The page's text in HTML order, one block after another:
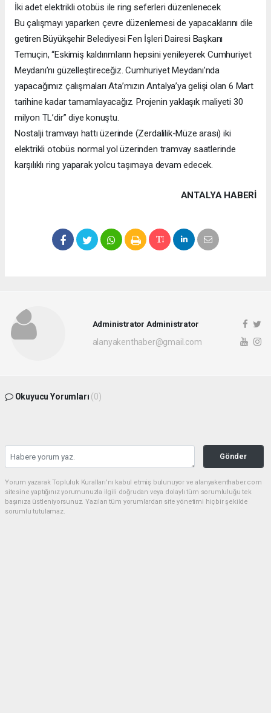
İki adet elektrikli otobüs ile ring seferleri düzenlenecek
Bu çalışmayı yaparken çevre düzenlemesi de yapacaklarını dile
getiren Büyükşehir Belediyesi Fen İşleri Dairesi Başkanı
Temuçin, “Eskimiş kaldırımların hepsini yenileyerek Cumhuriyet
Meydanı’nı güzelleştireceğiz. Cumhuriyet Meydanı’nda
yapacağımız çalışmaları Ata’mızın Antalya’ya gelişi olan 6 Mart
tarihine kadar tamamlayacağız. Projenin yaklaşık maliyeti 30
milyon TL’dir” diye konuştu.
Nostalji tramvayı hattı üzerinde (Zerdalilik-Müze arası) iki
elektrikli otobüs normal yol üzerinden tramvay saatlerinde
karşılıklı ring yaparak yolcu taşımaya devam edecek.
ANTALYA HABERİ
Administrator Administrator
alanyakenthaber@gmail.com
Okuyucu Yorumları (0)
Gönder
Yorum yazarak Topluluk Kuralları’nı kabul etmiş bulunuyor ve alanyakenthaber.com
sitesine yaptığınız yorumunuzla ilgili doğrudan veya dolaylı tüm sorumluluğu tek
başınıza üstleniyorsunuz. Yazılan tüm yorumlardan site yönetimi hiçbir şekilde
sorumlu tutulamaz.